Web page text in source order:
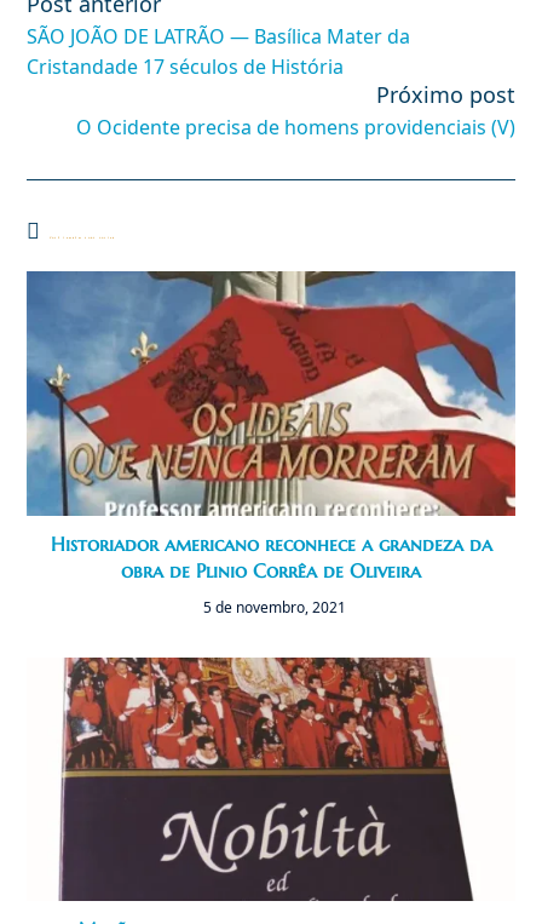
mais
artigos
SÃO JOÃO DE LATRÃO — Basílica Mater da
Cristandade 17 séculos de História
Próximo post
O Ocidente precisa de homens providenciais (V)
Você também pode gostar
Historiador americano reconhece a grandeza da
obra de Plinio Corrêa de Oliveira
5 de novembro, 2021